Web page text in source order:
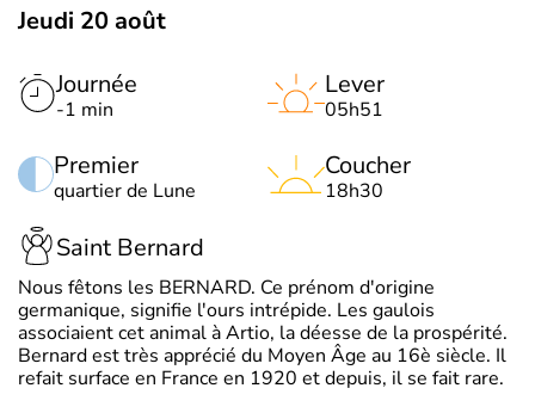
Jeudi 20 août
Journée
-1 min
Premier
quartier de Lune
Lever
05h51
Coucher
18h30
Saint Bernard
Nous fêtons les BERNARD. Ce prénom d'origine
germanique, signifie l'ours intrépide. Les gaulois
associaient cet animal à Artio, la déesse de la prospérité.
Bernard est très apprécié du Moyen Âge au 16è siècle. Il
refait surface en France en 1920 et depuis, il se fait rare.